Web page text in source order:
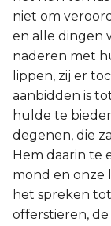
niet om
en alle dingen
naderen met
lippen, zij er
aanbidden is
hulde te
degenen, die
Hem daarin te
mond en onze
het spreken
offerstieren,